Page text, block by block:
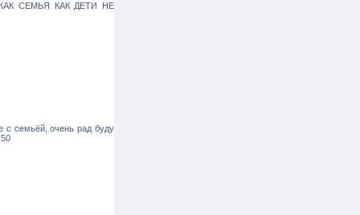
СЕМЬЯ КАК ДЕТИ НЕ
с семьёй, очень рад буду